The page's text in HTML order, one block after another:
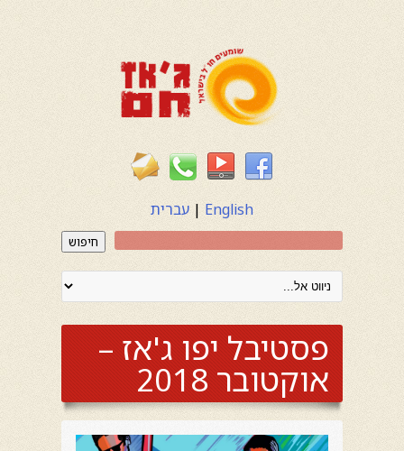
English
| עברית
חיפוש
פסטיבל יפו ג'אז –
אוקטובר 2018